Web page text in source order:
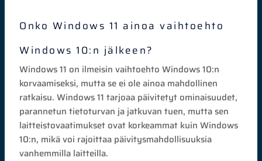
Onko Windows 11 ainoa vaihtoehto
Windows 10:n jälkeen?
Windows 11 on ilmeisin vaihtoehto Windows 10:n
korvaamiseksi, mutta se ei ole ainoa mahdollinen
ratkaisu. Windows 11 tarjoaa päivitetyt ominaisuudet,
parannetun tietoturvan ja jatkuvan tuen, mutta sen
laitteistovaatimukset ovat korkeammat kuin Windows
10:n, mikä voi rajoittaa päivitysmahdollisuuksia
vanhemmilla laitteilla.